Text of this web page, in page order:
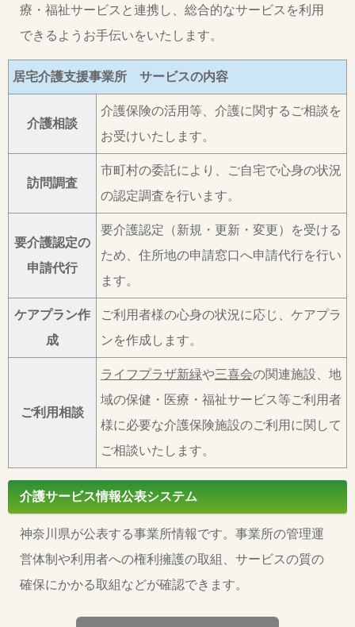
療・福祉サービスと連携し、総合的なサービスを利用
できるようお手伝いをいたします。
居宅介護支援事業所 サービスの内容
介護相談
介護保険の活用等、介護に関するご相談を
お受けいたします。
訪問調査
市町村の委託により、ご自宅で心身の状況
の認定調査を行います。
要介護認定の
申請代行
要介護認定（新規・更新・変更）を受ける
ため、住所地の申請窓口へ申請代行を行い
ます。
ケアプラン作
成
ご利用者様の心身の状況に応じ、ケアプラ
ンを作成します。
ご利用相談
ライフプラザ新緑や三喜会の関連施設、地
域の保健・医療・福祉サービス等ご利用者
様に必要な介護保険施設のご利用に関して
ご相談いたします。
介護サービス情報公表システム
神奈川県が公表する事業所情報です。事業所の管理運
営体制や利用者への権利擁護の取組、サービスの質の
確保にかかる取組などが確認できます。